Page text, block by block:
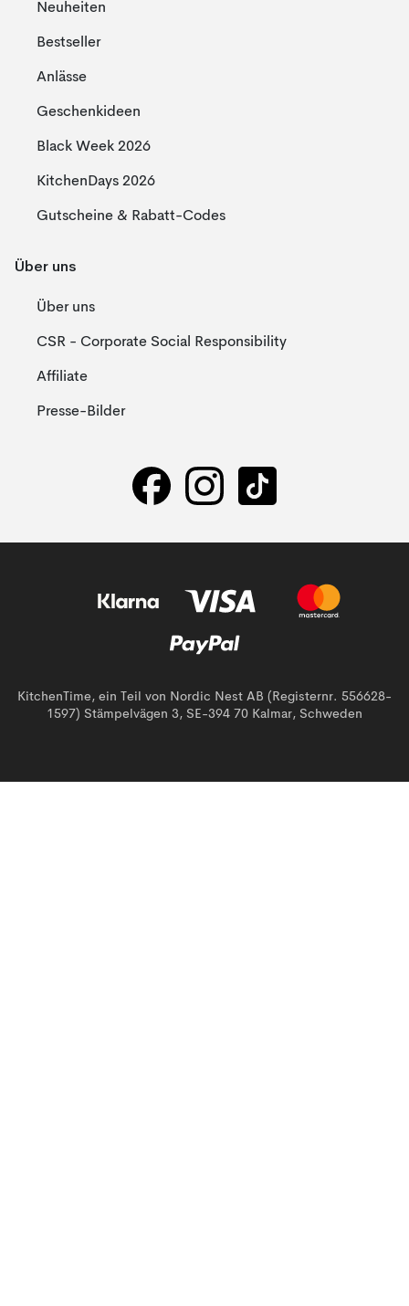
Neuheiten
Bestseller
Anlässe
Geschenkideen
Black Week 2026
KitchenDays 2026
Gutscheine & Rabatt-Codes
Über uns
Über uns
CSR - Corporate Social Responsibility
Affiliate
Presse-Bilder
KitchenTime, ein Teil von Nordic Nest AB (Registernr. 556628-
1597) Stämpelvägen 3, SE-394 70 Kalmar, Schweden